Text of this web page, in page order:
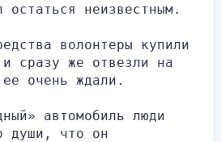
остаться неизвестным.
волонтеры купили
и сразу же отвезли на
очень ждали.
автомобиль люди
души, что он